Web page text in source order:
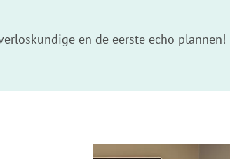
en de eerste echo plannen!